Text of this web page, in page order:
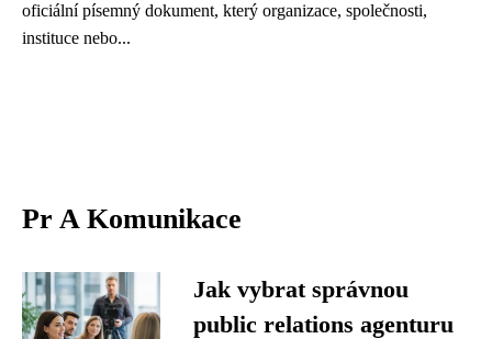
oficiální písemný dokument, který organizace, společnosti,
instituce nebo...
Pr A Komunikace
Jak vybrat správnou
public relations agenturu